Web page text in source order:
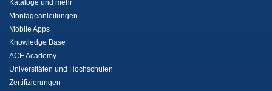
Kataloge und mehr
Montageanleitungen
Mobile Apps
Knowledge Base
ACE Academy
Universitäten und Hochschulen
Zertifizierungen